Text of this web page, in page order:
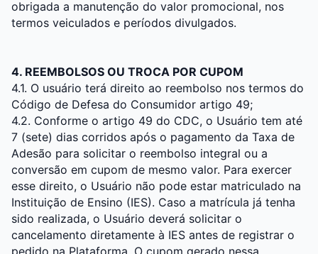
obrigada a manutenção do valor promocional, nos
termos veiculados e períodos divulgados.
4. REEMBOLSOS OU TROCA POR CUPOM
4.1. O usuário terá direito ao reembolso nos termos do
Código de Defesa do Consumidor artigo 49;
4.2. Conforme o artigo 49 do CDC, o Usuário tem até
7 (sete) dias corridos após o pagamento da Taxa de
Adesão para solicitar o reembolso integral ou a
conversão em cupom de mesmo valor. Para exercer
esse direito, o Usuário não pode estar matriculado na
Instituição de Ensino (IES). Caso a matrícula já tenha
sido realizada, o Usuário deverá solicitar o
cancelamento diretamente à IES antes de registrar o
pedido na Plataforma. O cupom gerado nessa